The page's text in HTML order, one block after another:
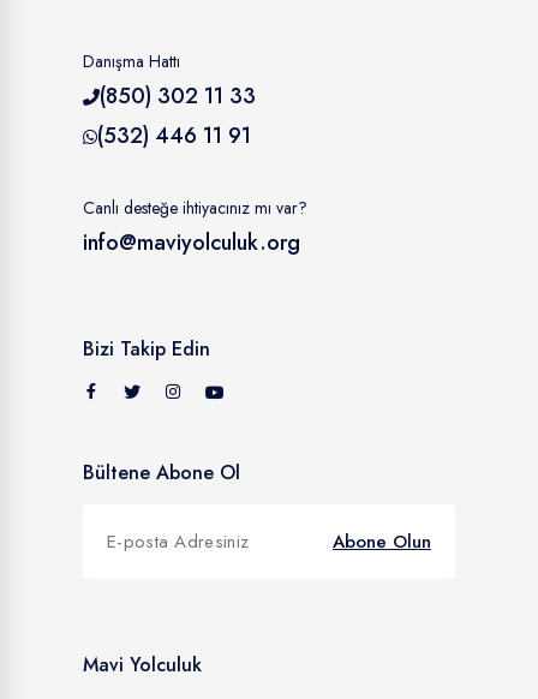
Danışma Hattı
(850) 302 11 33
(532) 446 11 91
Canlı desteğe ihtiyacınız mı var?
info@maviyolculuk.org
Bizi Takip Edin
Bültene Abone Ol
Abone Olun
Mavi Yolculuk